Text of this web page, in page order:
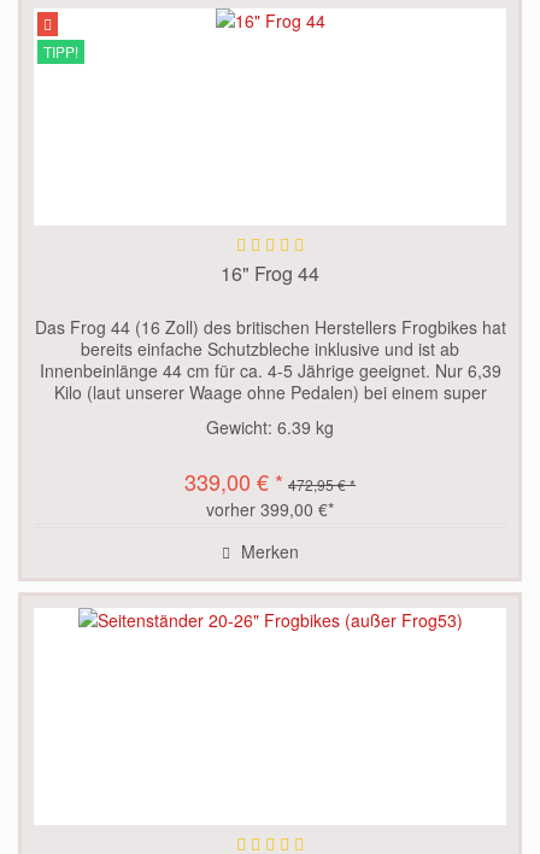
TIPP!
16" Frog 44
Das Frog 44 (16 Zoll) des britischen Herstellers Frogbikes hat
bereits einfache Schutzbleche inklusive und ist ab
Innenbeinlänge 44 cm für ca. 4-5 Jährige geeignet. Nur 6,39
Kilo (laut unserer Waage ohne Pedalen) bei einem super
Gewicht: 6.39 kg
339,00 € * 472,95 € *
vorher 399,00 €*
Merken